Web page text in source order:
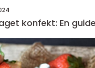
konfekt: En